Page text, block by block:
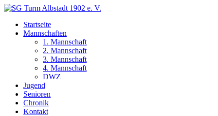
Startseite
Mannschaften
1. Mannschaft
2. Mannschaft
3. Mannschaft
4. Mannschaft
DWZ
Jugend
Senioren
Chronik
Kontakt